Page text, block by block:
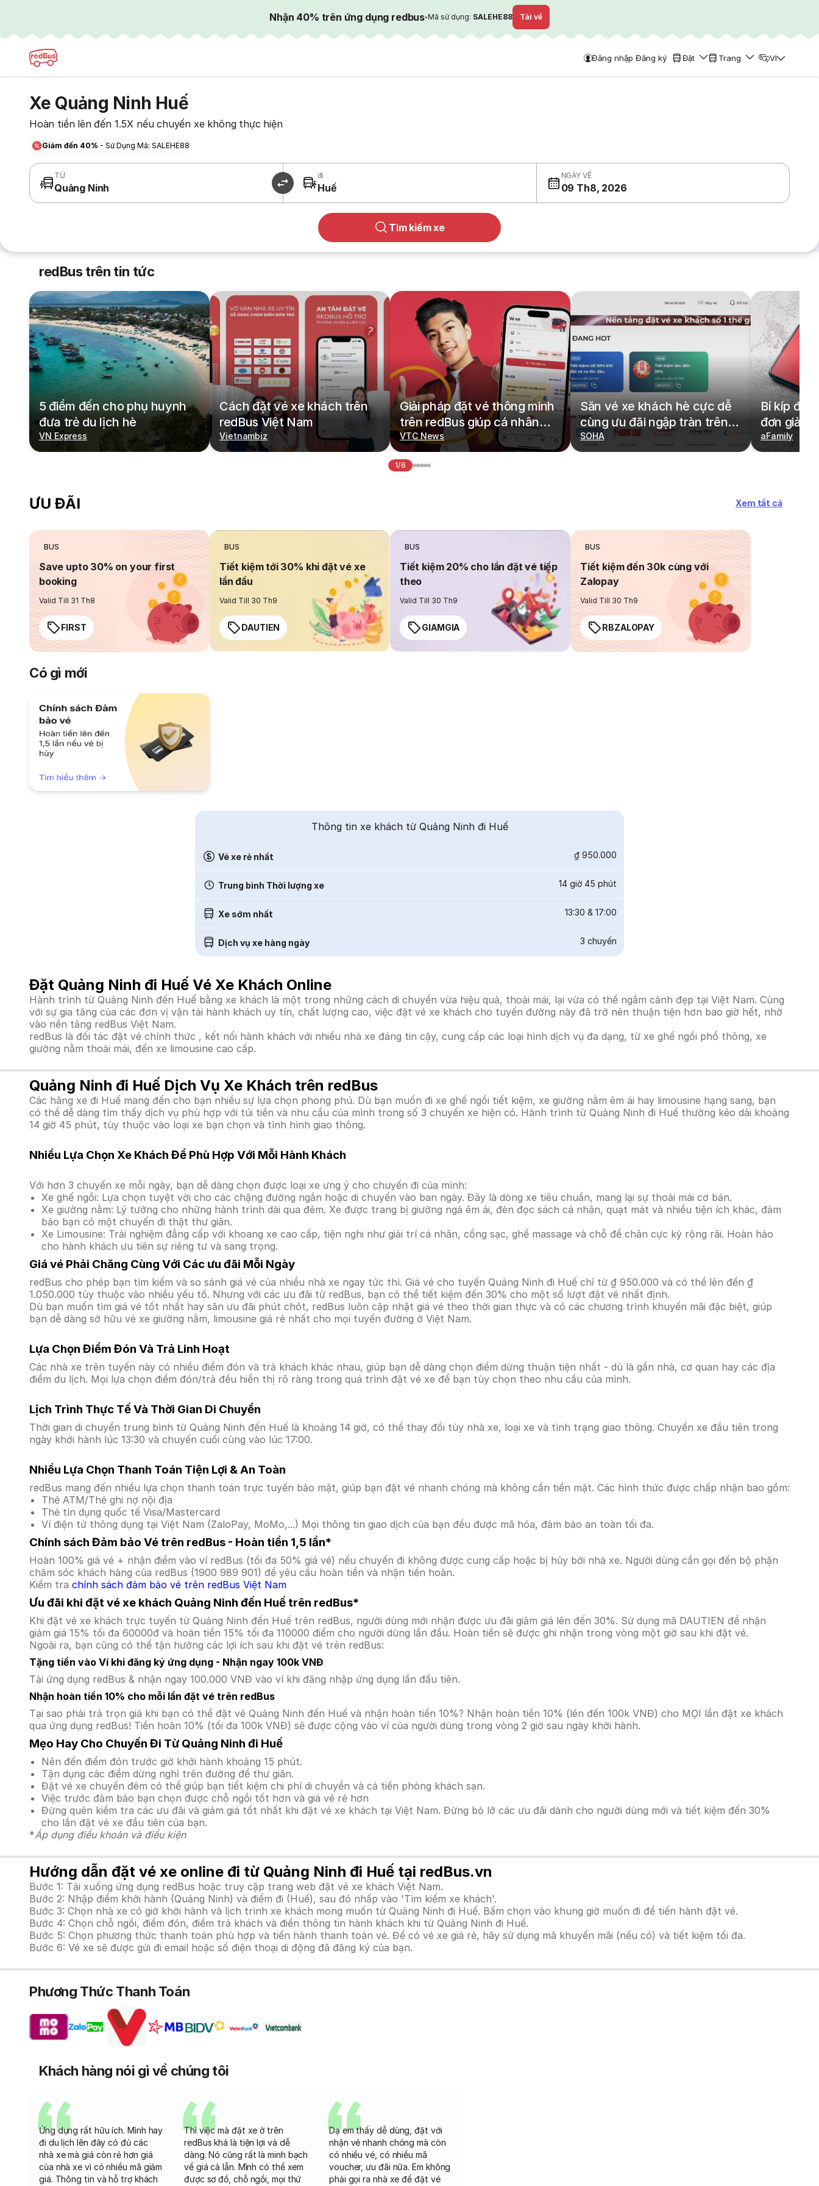
Nhận 40% trên ứng dụng redbus·Mã sử dụng: SALEHE88 Tải về
Đăng nhập Đăng ký Đặt Trang VI
Xe Quảng Ninh Huế
Hoàn tiền lên đến 1.5X nếu chuyến xe không thực hiện
Giảm đến 40% - Sử Dụng Mã: SALEHE88
TỪ
Quảng Ninh
đi
Huế
NGÀY VỀ
09 Th8, 2026
Tìm kiếm xe
redBus trên tin tức
5 điểm đến cho phụ huynh
đưa trẻ du lịch hè
VN Express
Cách đặt vé xe khách trên
redBus Việt Nam
Vietnambiz
Giải pháp đặt vé thông minh
trên redBus giúp cá nhân
hoá hành trình di chuyển
VTC News
Săn vé xe khách hè cực dễ
cùng ưu đãi ngập tràn trên
redBus
SOHA
Bí kíp đặt
đơn giản,
cả gia
aFamily
1/6
ƯU ĐÃI Xem tất cả
BUS
Save upto 30% on your first
booking
Valid Till 31 Th8
FIRST
BUS
Tiết kiệm tới 30% khi đặt vé xe
lần đầu
Valid Till 30 Th9
DAUTIEN
BUS
Tiết kiệm 20% cho lần đặt vé tiếp
theo
Valid Till 30 Th9
GIAMGIA
BUS
Tiết kiệm đến 30k cùng với
Zalopay
Valid Till 30 Th9
RBZALOPAY
Có gì mới
Thông tin xe khách từ Quảng Ninh đi Huế
Vé xe rẻ nhất ₫ 950.000
Trung bình Thời lượng xe 14 giờ 45 phút
Xe sớm nhất 13:30 & 17:00
Dịch vụ xe hàng ngày 3 chuyến
Đặt Quảng Ninh đi Huế Vé Xe Khách Online
Hành trình từ Quảng Ninh đến Huế bằng xe khách là một trong những cách di chuyển vừa hiệu quả, thoải mái, lại vừa có thể ngắm cảnh đẹp tại Việt Nam. Cùng
với sự gia tăng của các đơn vị vận tải hành khách uy tín, chất lượng cao, việc đặt vé xe khách cho tuyến đường này đã trở nên thuận tiện hơn bao giờ hết, nhờ
vào nền tảng redBus Việt Nam.
redBus là đối tác đặt vé chính thức , kết nối hành khách với nhiều nhà xe đáng tin cậy, cung cấp các loại hình dịch vụ đa dạng, từ xe ghế ngồi phổ thông, xe
giường nằm thoải mái, đến xe limousine cao cấp.
Quảng Ninh đi Huế Dịch Vụ Xe Khách trên redBus
Các hãng xe đi Huế mang đến cho bạn nhiều sự lựa chọn phong phú. Dù bạn muốn đi xe ghế ngồi tiết kiệm, xe giường nằm êm ái hay limousine hạng sang, bạn
có thể dễ dàng tìm thấy dịch vụ phù hợp với túi tiền và nhu cầu của mình trong số 3 chuyến xe hiện có. Hành trình từ Quảng Ninh đi Huế thường kéo dài khoảng
14 giờ 45 phút, tùy thuộc vào loại xe bạn chọn và tình hình giao thông.
Nhiều Lựa Chọn Xe Khách Để Phù Hợp Với Mỗi Hành Khách
Với hơn 3 chuyến xe mỗi ngày, bạn dễ dàng chọn được loại xe ưng ý cho chuyến đi của mình:
Xe ghế ngồi: Lựa chọn tuyệt vời cho các chặng đường ngắn hoặc di chuyển vào ban ngày. Đây là dòng xe tiêu chuẩn, mang lại sự thoải mái cơ bản.
Xe giường nằm: Lý tưởng cho những hành trình dài qua đêm. Xe được trang bị giường ngả êm ái, đèn đọc sách cá nhân, quạt mát và nhiều tiện ích khác, đảm
bảo bạn có một chuyến đi thật thư giãn.
Xe Limousine: Trải nghiệm đẳng cấp với khoang xe cao cấp, tiện nghi như giải trí cá nhân, cổng sạc, ghế massage và chỗ để chân cực kỳ rộng rãi. Hoàn hảo
cho hành khách ưu tiên sự riêng tư và sang trọng.
Giá vé Phải Chăng Cùng Với Các ưu đãi Mỗi Ngày
redBus cho phép bạn tìm kiếm và so sánh giá vé của nhiều nhà xe ngay tức thì. Giá vé cho tuyến Quảng Ninh đi Huế chỉ từ ₫ 950.000 và có thể lên đến ₫
1.050.000 tùy thuộc vào nhiều yếu tố. Nhưng với các ưu đãi từ redBus, bạn có thể tiết kiệm đến 30% cho một số lượt đặt vé nhất định.
Dù bạn muốn tìm giá vé tốt nhất hay săn ưu đãi phút chót, redBus luôn cập nhật giá vé theo thời gian thực và có các chương trình khuyến mãi đặc biệt, giúp
bạn dễ dàng sở hữu vé xe giường nằm, limousine giá rẻ nhất cho mọi tuyến đường ở Việt Nam.
Lựa Chọn Điểm Đón Và Trả Linh Hoạt
Các nhà xe trên tuyến này có nhiều điểm đón và trả khách khác nhau, giúp bạn dễ dàng chọn điểm dừng thuận tiện nhất - dù là gần nhà, cơ quan hay các địa
điểm du lịch. Mọi lựa chọn điểm đón/trả đều hiển thị rõ ràng trong quá trình đặt vé xe để bạn tùy chọn theo nhu cầu của mình.
Lịch Trình Thực Tế Và Thời Gian Di Chuyển
Thời gian di chuyển trung bình từ Quảng Ninh đến Huế là khoảng 14 giờ, có thể thay đổi tùy nhà xe, loại xe và tình trạng giao thông. Chuyến xe đầu tiên trong
ngày khởi hành lúc 13:30 và chuyến cuối cùng vào lúc 17:00.
Nhiều Lựa Chọn Thanh Toán Tiện Lợi & An Toàn
redBus mang đến nhiều lựa chọn thanh toán trực tuyến bảo mật, giúp bạn đặt vé nhanh chóng mà không cần tiền mặt. Các hình thức được chấp nhận bao gồm:
Thẻ ATM/Thẻ ghi nợ nội địa
Thẻ tín dụng quốc tế Visa/Mastercard
Ví điện tử thông dụng tại Việt Nam (ZaloPay, MoMo,...) Mọi thông tin giao dịch của bạn đều được mã hóa, đảm bảo an toàn tối đa.
Chính sách Đảm bảo Vé trên redBus - Hoàn tiền 1,5 lần*
Hoàn 100% giá vé + nhận điểm vào ví redBus (tối đa 50% giá vé) nếu chuyến đi không được cung cấp hoặc bị hủy bởi nhà xe. Người dùng cần gọi đến bộ phận
chăm sóc khách hàng của redBus (1900 989 901) để yêu cầu hoàn tiền và nhận tiền hoàn.
Kiểm tra chính sách đảm bảo vé trên redBus Việt Nam
Ưu đãi khi đặt vé xe khách Quảng Ninh đến Huế trên redBus*
Khi đặt vé xe khách trực tuyến từ Quảng Ninh đến Huế trên redBus, người dùng mới nhận được ưu đãi giảm giá lên đến 30%. Sử dụng mã DAUTIEN để nhận
giảm giá 15% tối đa 60000đ và hoàn tiền 15% tối đa 110000 điểm cho người dùng lần đầu. Hoàn tiền sẽ được ghi nhận trong vòng một giờ sau khi đặt vé.
Ngoài ra, bạn cũng có thể tận hưởng các lợi ích sau khi đặt vé trên redBus:
Tặng tiền vào Ví khi đăng ký ứng dụng - Nhận ngay 100k VNĐ
Tải ứng dụng redBus & nhận ngay 100.000 VNĐ vào ví khi đăng nhập ứng dụng lần đầu tiên.
Nhận hoàn tiền 10% cho mỗi lần đặt vé trên redBus
Tại sao phải trả trọn giá khi bạn có thể đặt vé Quảng Ninh đến Huế và nhận hoàn tiền 10%? Nhận hoàn tiền 10% (lên đến 100k VNĐ) cho MỌI lần đặt xe khách
qua ứng dụng redBus! Tiền hoàn 10% (tối đa 100k VNĐ) sẽ được cộng vào ví của người dùng trong vòng 2 giờ sau ngày khởi hành.
Mẹo Hay Cho Chuyến Đi Từ Quảng Ninh đi Huế
Nên đến điểm đón trước giờ khởi hành khoảng 15 phút.
Tận dụng các điểm dừng nghỉ trên đường để thư giãn.
Đặt vé xe chuyến đêm có thể giúp bạn tiết kiệm chi phí di chuyển và cả tiền phòng khách sạn.
Việc trước đảm bảo bạn chọn được chỗ ngồi tốt hơn và giá vé rẻ hơn
Đừng quên kiểm tra các ưu đãi và giảm giá tốt nhất khi đặt vé xe khách tại Việt Nam. Đừng bỏ lỡ các ưu đãi dành cho người dùng mới và tiết kiệm đến 30%
cho lần đặt vé xe đầu tiên của bạn.
*Áp dụng điều khoản và điều kiện
Hướng dẫn đặt vé xe online đi từ Quảng Ninh đi Huế tại redBus.vn
Bước 1: Tải xuống ứng dụng redBus hoặc truy cập trang web đặt vé xe khách Việt Nam.
Bước 2: Nhập điểm khởi hành (Quảng Ninh) và điểm đi (Huế), sau đó nhấp vào 'Tìm kiếm xe khách'.
Bước 3: Chọn nhà xe có giờ khởi hành và lịch trình xe khách mong muốn từ Quảng Ninh đi Huế. Bấm chọn vào khung giờ muốn đi để tiến hành đặt vé.
Bước 4: Chọn chỗ ngồi, điểm đón, điểm trả khách và điền thông tin hành khách khi từ Quảng Ninh đi Huế.
Bước 5: Chọn phương thức thanh toán phù hợp và tiến hành thanh toán vé. Để có vé xe giá rẻ, hãy sử dụng mã khuyến mãi (nếu có) và tiết kiệm tối đa.
Bước 6: Vé xe sẽ được gửi đi email hoặc số điện thoại di động đã đăng ký của bạn.
Phương Thức Thanh Toán
Khách hàng nói gì về chúng tôi
Ứng dụng rất hữu ích. Mình hay
đi du lịch lên đây có đủ các
nhà xe mà giá còn rẻ hơn giá
của nhà xe vì có nhiều mã giảm
giá. Thông tin và hỗ trợ khách
Thì việc mà đặt xe ở trên
redBus khá là tiện lợi và dễ
dàng. Nó cũng rất là minh bạch
về giá cả lẫn. Mình có thể xem
được sơ đồ, chỗ ngồi, mọi thứ
Dạ em thấy dễ dùng, đặt với
nhận vé nhanh chóng mà còn
có nhiều vé, có nhiều mã
voucher, ưu đãi nữa. Em không
phải gọi ra nhà xe để đặt vé